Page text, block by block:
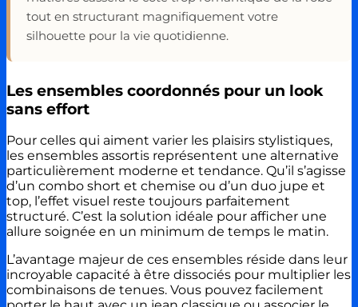
tout en structurant magnifiquement votre
silhouette pour la vie quotidienne.
Les ensembles coordonnés pour un look
sans effort
Pour celles qui aiment varier les plaisirs stylistiques,
les ensembles assortis représentent une alternative
particulièrement moderne et tendance. Qu’il s’agisse
d’un combo short et chemise ou d’un duo jupe et
top, l’effet visuel reste toujours parfaitement
structuré. C’est la solution idéale pour afficher une
allure soignée en un minimum de temps le matin.
L’avantage majeur de ces ensembles réside dans leur
incroyable capacité à être dissociés pour multiplier les
combinaisons de tenues. Vous pouvez facilement